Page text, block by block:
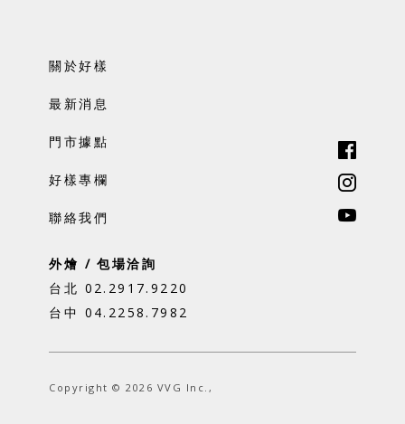
關於好樣
最新消息
門市據點
好樣專欄
聯絡我們
外燴 / 包場洽詢
台北 02.2917.9220
台中 04.2258.7982
Copyright © 2026 VVG Inc.,